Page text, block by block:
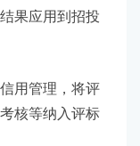
果应用到招投
用管理，将评
核等纳入评标